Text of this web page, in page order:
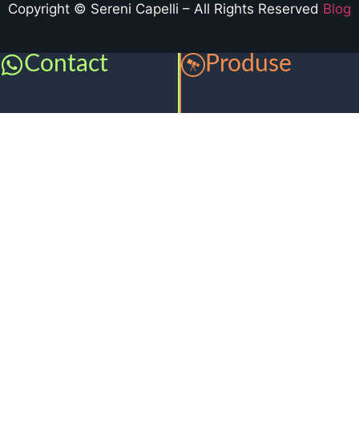
Copyright © Sereni Capelli – All Rights Reserved Blog
Contact Produse